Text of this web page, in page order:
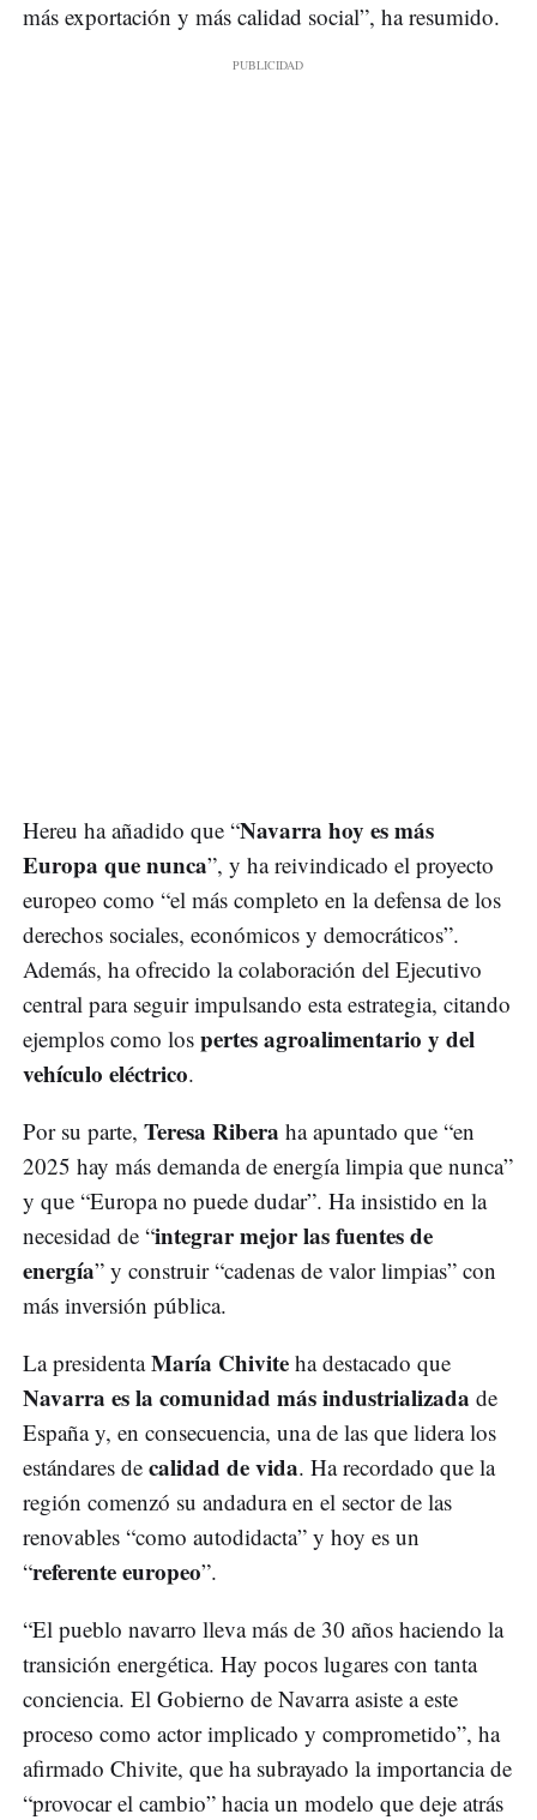
más exportación y más calidad social”, ha resumido.
Hereu ha añadido que “Navarra hoy es más
Europa que nunca”, y ha reivindicado el proyecto
europeo como “el más completo en la defensa de los
derechos sociales, económicos y democráticos”.
Además, ha ofrecido la colaboración del Ejecutivo
central para seguir impulsando esta estrategia, citando
ejemplos como los pertes agroalimentario y del
vehículo eléctrico.
Por su parte, Teresa Ribera ha apuntado que “en
2025 hay más demanda de energía limpia que nunca”
y que “Europa no puede dudar”. Ha insistido en la
necesidad de “integrar mejor las fuentes de
energía” y construir “cadenas de valor limpias” con
más inversión pública.
La presidentaMaría Chivite ha destacado que
Navarra es la comunidad más industrializada de
España y, en consecuencia, una de las que lidera los
estándares de calidad de vida. Ha recordado que la
región comenzó su andadura en el sector de las
renovables “como autodidacta” y hoy es un
“referente europeo”.
“El pueblo navarro lleva más de 30 años haciendo la
transición energética. Hay pocos lugares con tanta
conciencia. El Gobierno de Navarra asiste a este
proceso como actor implicado y comprometido”, ha
afirmado Chivite, que ha subrayado la importancia de
“provocar el cambio” hacia un modelo que deje atrás